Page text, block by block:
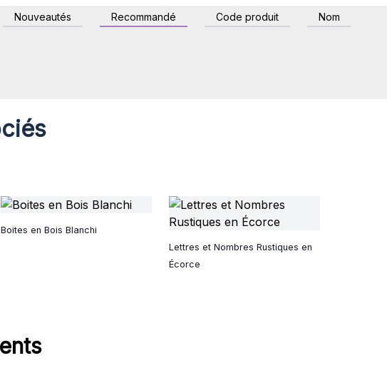
Nouveautés Recommandé Code produit Nom
Boites en Bois Blanchi
Lettres et Nombres Rustiques en
Écorce